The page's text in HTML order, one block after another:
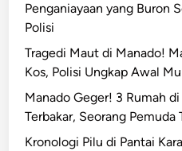
Penganiayaan yang Buron
Polisi
Tragedi Maut di Manado!
Kos, Polisi Ungkap Awal
Manado Geger! 3 Rumah
Terbakar, Seorang Pemuda
Kronologi Pilu di Pantai